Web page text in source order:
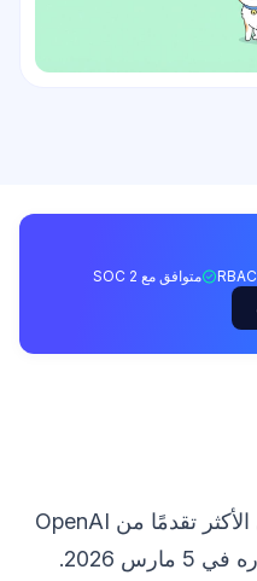
متوافق مع SOC 2
GPT-5.4 هو النموذج الحدودي الأكثر تقدمًا من OpenAI
للعمل الاحترافي، وقد تم إصداره في 5 مارس 2026.